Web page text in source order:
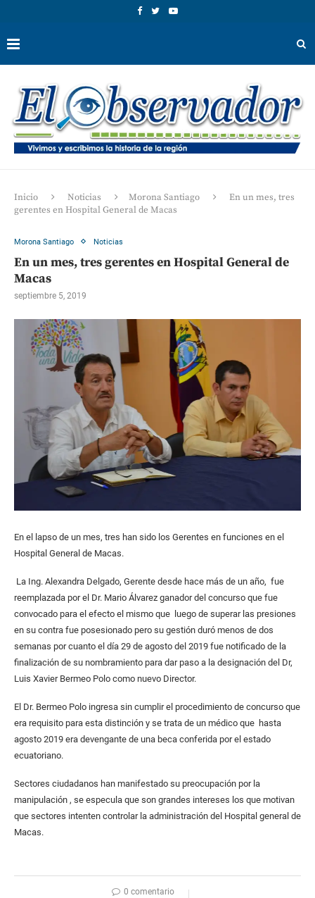
Inicio Noticias Morona Santiago
En un mes, tres
gerentes en Hospital General de Macas
Morona Santiago Noticias
En un mes, tres gerentes en Hospital General de
Macas
septiembre 5, 2019
En el lapso de un mes, tres han sido los Gerentes en funciones en el
Hospital General de Macas.
La Ing. Alexandra Delgado, Gerente desde hace más de un año, fue
reemplazada por el Dr. Mario Álvarez ganador del concurso que fue
convocado para el efecto el mismo que luego de superar las presiones
en su contra fue posesionado pero su gestión duró menos de dos
semanas por cuanto el día 29 de agosto del 2019 fue notificado de la
finalización de su nombramiento para dar paso a la designación del Dr,
Luis Xavier Bermeo Polo como nuevo Director.
El Dr. Bermeo Polo ingresa sin cumplir el procedimiento de concurso que
era requisito para esta distinción y se trata de un médico que hasta
agosto 2019 era devengante de una beca conferida por el estado
ecuatoriano.
Sectores ciudadanos han manifestado su preocupación por la
manipulación , se especula que son grandes intereses los que motivan
que sectores intenten controlar la administración del Hospital general de
Macas.
0 comentario